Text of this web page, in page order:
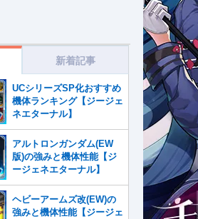
新着記事
UCシリーズSP化おすすめ
機体ランキング【ジージェ
ネエターナル】
アルトロンガンダム(EW
版)の強みと機体性能【ジ
ージェネエターナル】
ヘビーアームズ改(EW)の
強みと機体性能【ジージェ